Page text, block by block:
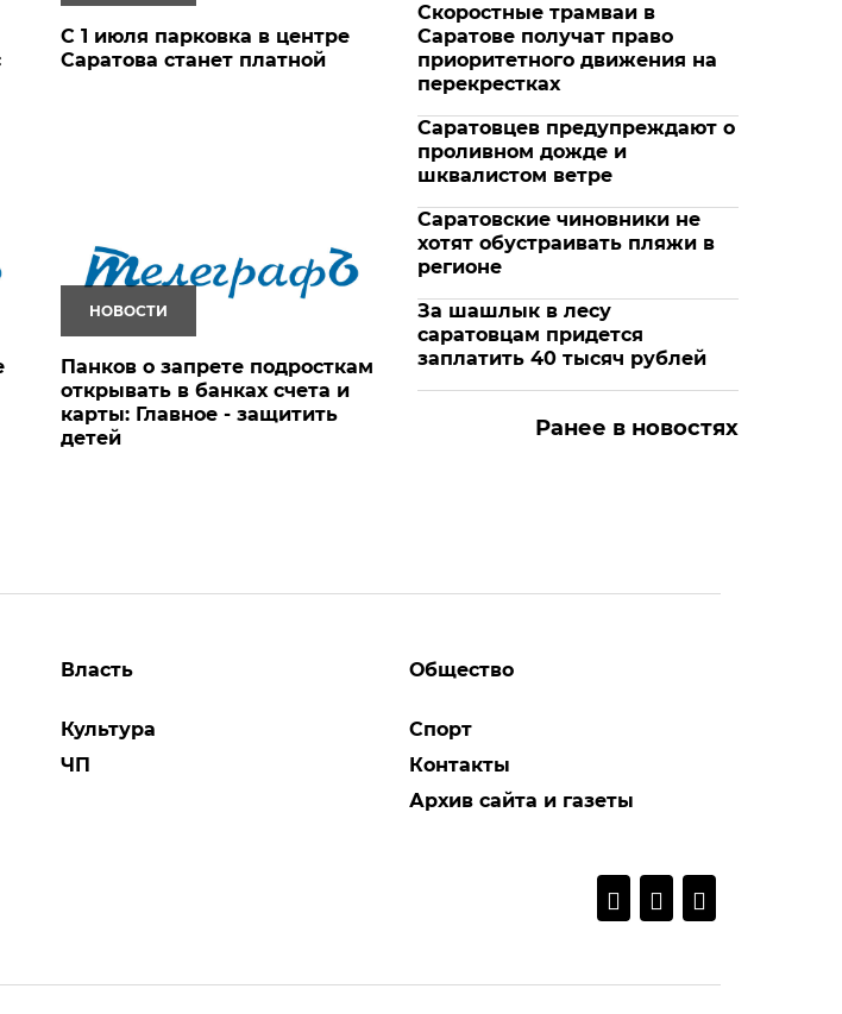
С 1 июля парковка в центре
Саратова станет платной
НОВОСТИ
Панков о запрете подросткам
открывать в банках счета и
карты: Главное - защитить
детей
Скоростные трамваи в
Саратове получат право
приоритетного движения на
перекрестках
Саратовцев предупреждают о
проливном дожде и
шквалистом ветре
Саратовские чиновники не
хотят обустраивать пляжи в
регионе
За шашлык в лесу
саратовцам придется
заплатить 40 тысяч рублей
Ранее в новостях
Власть
Культура
ЧП
Общество
Спорт
Контакты
Архив сайта и газеты